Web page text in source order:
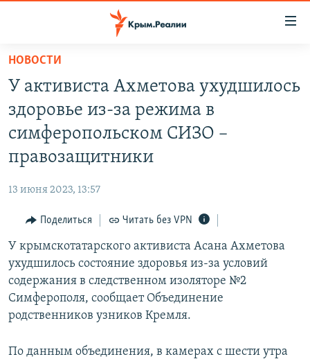
Вернуться
основному
содержанию
Вернутся
главной
Вернутся
поиску
ГРУЗ 200
ВОДА
ИНФОГРАФИКА
ТЕЛЕПРОЕКТ КРЫМ.РЕАЛИИ
ПРОПАВШИЕ БЕЗ ВЕСТИ
ПОБЕДИТЕЛЕЙ НЕ СУДЯТ?
КРЫМ.НЕПОКОРЕННЫЙ
РАДІО СВОБОДА
КАК ОБОЙТИ БЛОКИРОВКУ
Українською
Qırımtatar
ПРИСОЕДИНЯЙТЕСЬ!
НОВОСТИ
У активиста Ахметова ухудшилось
здоровье из-за режима в
симферопольском СИЗО –
правозащитники
13 июня 2023, 13:57
Поделиться Читать без VPN
У крымскотатарского активиста Асана Ахметова
ухудшилось состояние здоровья из-за условий
содержания в следственном изоляторе №2
Симферополя, сообщает Объединение
родственников узников Кремля.
По данным объединения, в камерах с шести утра